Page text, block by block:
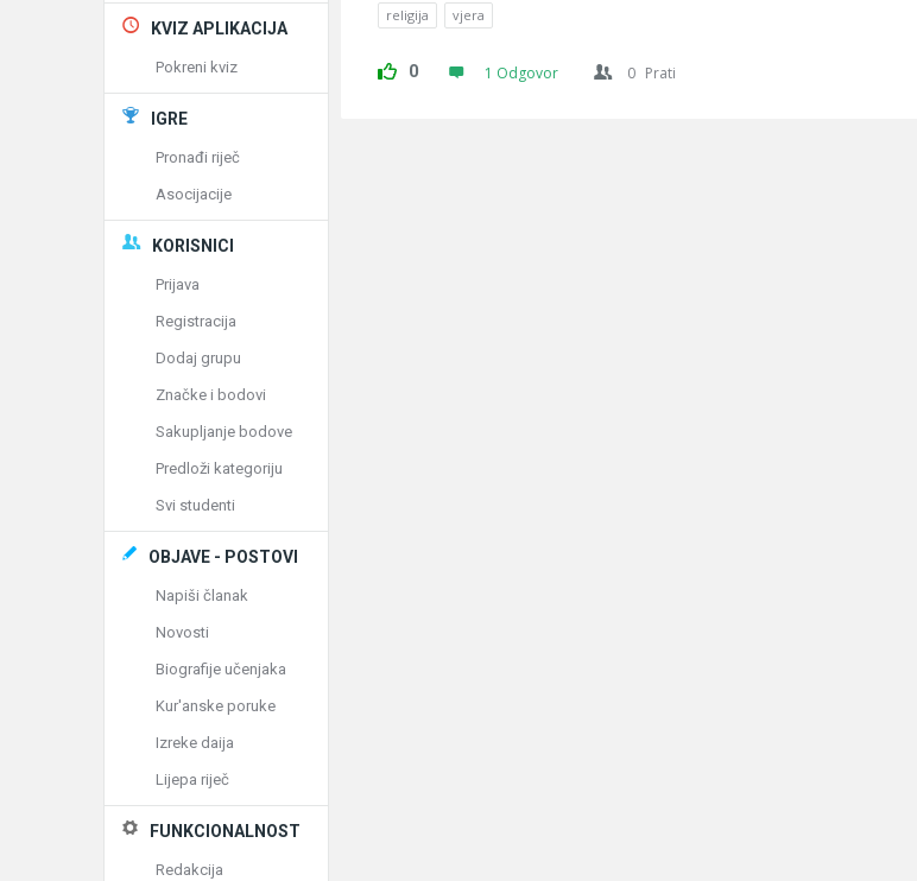
religija vjera
0 1 Odgovor 0 Prati
KVIZ APLIKACIJA
Pokreni kviz
IGRE
Pronađi riječ
Asocijacije
KORISNICI
Prijava
Registracija
Dodaj grupu
Značke i bodovi
Sakupljanje bodove
Predloži kategoriju
Svi studenti
OBJAVE - POSTOVI
Napiši članak
Novosti
Biografije učenjaka
Kur'anske poruke
Izreke daija
Lijepa riječ
FUNKCIONALNOST
Redakcija